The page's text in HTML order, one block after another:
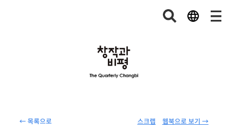
← 목록으로 웹북으로 보기 →
스크랩